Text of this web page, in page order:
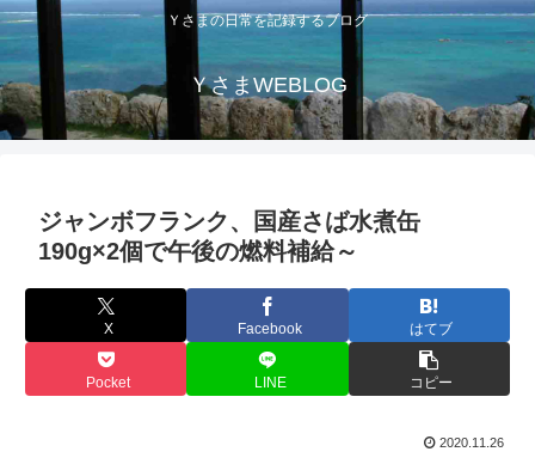
Ｙさまの日常を記録するブログ
ＹさまWEBLOG
ジャンボフランク、国産さば水煮缶
190g×2個で午後の燃料補給～
X Facebook はてブ
Pocket LINE コピー
2020.11.26